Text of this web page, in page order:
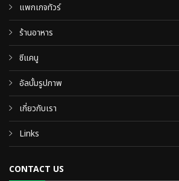
แพกเกจทัวร์
ร้านอาหาร
ซีแคนู
อัลบั้มรูปภาพ
เกี่ยวกับเรา
Links
CONTACT US